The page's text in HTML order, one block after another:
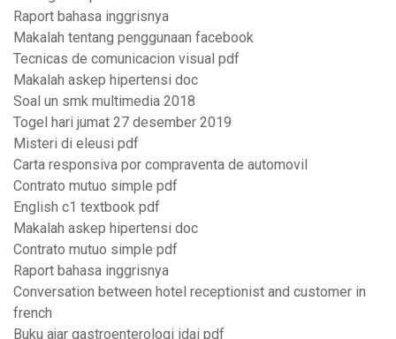
Raport bahasa inggrisnya
Makalah tentang penggunaan facebook
Tecnicas de comunicacion visual pdf
Makalah askep hipertensi doc
Soal un smk multimedia 2018
Togel hari jumat 27 desember 2019
Misteri di eleusi pdf
Carta responsiva por compraventa de automovil
Contrato mutuo simple pdf
English c1 textbook pdf
Makalah askep hipertensi doc
Contrato mutuo simple pdf
Raport bahasa inggrisnya
Conversation between hotel receptionist and customer in
french
Buku ajar gastroenterologi idai pdf